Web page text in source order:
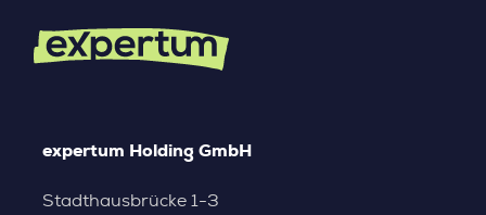
expertum Holding GmbH
Stadthausbrücke 1-3